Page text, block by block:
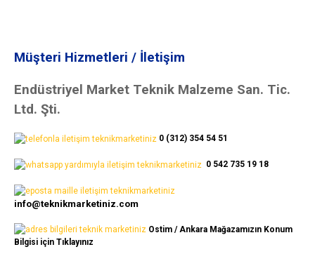
Müşteri Hizmetleri / İletişim
Endüstriyel Market Teknik Malzeme San. Tic.
Ltd. Şti.
0 (312) 354 54 51
0 542 735 19 18
info@teknikmarketiniz.com
Ostim / Ankara Mağazamızın Konum
Bilgisi için Tıklayınız